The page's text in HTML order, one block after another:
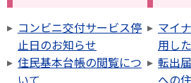
コンビニ交付サービス停
止日のお知らせ
住民基本台帳の閲覧につ
マイ
用し
転出